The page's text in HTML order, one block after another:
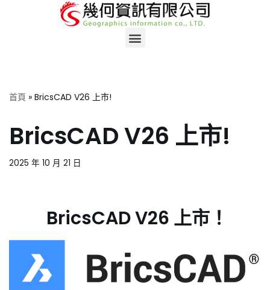
首頁 » BricsCAD V26 上市!
BricsCAD V26 上市!
2025 年 10 月 21 日
BricsCAD V26 上市！